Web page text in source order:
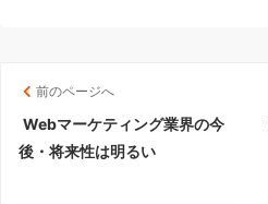
前のページへ
Webマーケティング業界の今
後・将来性は明るい